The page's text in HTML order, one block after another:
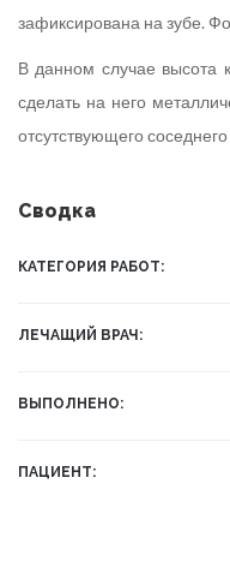
зафиксирована на зубе.
В данном случае высота
сделать на него
отсутствующего
Сводка
КАТЕГОРИЯ РАБОТ
ЛЕЧАЩИЙ ВРАЧ
ВЫПОЛНЕНО
ПАЦИЕНТ